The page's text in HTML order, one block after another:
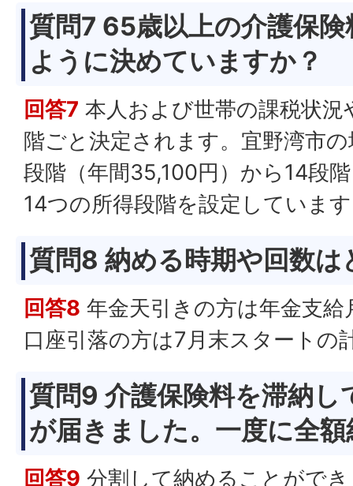
質問7 65歳以上の介護保
ように決めていますか？
回答7 本人および世帯の課税状
階ごと決定されます。宜野湾市
段階（年間35,100円）から14段
14つの所得段階を設定していま
質問8 納める時期や回数
回答8 年金天引きの方は年金支
口座引落の方は7月末スタートの
質問9 介護保険料を滞納し
が届きました。一度に全
回答9 分割して納めることがで